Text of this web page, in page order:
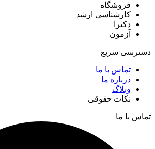
فروشگاه
کارشناسی ارشد
دکترا
آزمون
دسترسی سریع
تماس با ما
درباره ما
وبلاگ
نکات حقوقی
تماس با ما